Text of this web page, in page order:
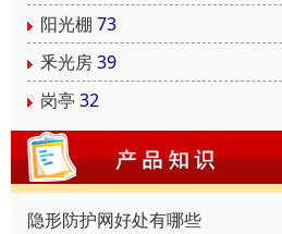
阳光棚 73
釆光房39
岗亭 32
隐形防护网好处有哪些